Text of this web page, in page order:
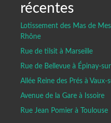
récentes
Lotissement des Mas de
Rhône
Rue de tilsit à Marseille
Rue de Bellevue à Épinay-
Allée Reine des Prés à Vaux-
Avenue de la Gare à Issoire
Rue Jean Pomier à Toulouse